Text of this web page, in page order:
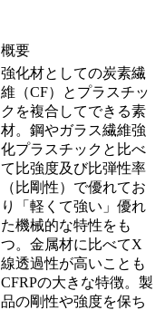
概要
強化材としての炭素繊
維（CF）とプラスチッ
クを複合してできる素
材。鋼やガラス繊維強
化プラスチックと比べ
て比強度及び比弾性率
（比剛性）で優れてお
り「軽くて強い」優れ
た機械的な特性をも
つ。金属材に比べてX
線透過性が高いことも
CFRPの大きな特徴。製
品の剛性や強度を保ち